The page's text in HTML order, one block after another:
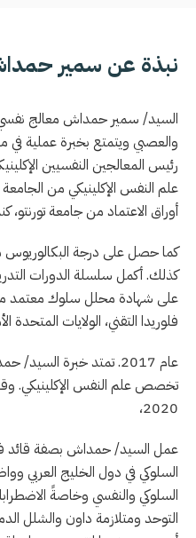
نبذة عن سمير
السيد/ سمير حمداش معالج نفسي
والعصبي ويتمتع بخبرة عملية في
رئيس المعالجين النفسيين
أوراق الاعتماد من جامعة تورنتو،
كما حصل على درجة البكالوريوس
كذلك. أكمل سلسلة الدورات
على شهادة محلل سلوك معتمد
فلوريدا التقني، الولايات المتحدة
عام 2017. تمتد خبرة
تخصص علم النفس الإكلينيكي.
2020،
عمل السيد/ حمداش بصفة قائد
السلوكي في دول الخليج العربي
السلوكي والنفسي وخاصةً
التوحد ومتلازمة داون والشلل